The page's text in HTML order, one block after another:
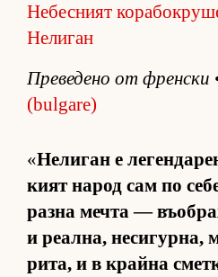
Небесният
Нелиган
Пре­ве­дено от френ­ски
(bulgare)
«Не­ли­ган е
кият на­род сам по
разна мечта —
и ре­ал­на, не­си­гур­на,
ри­та, и в крайна